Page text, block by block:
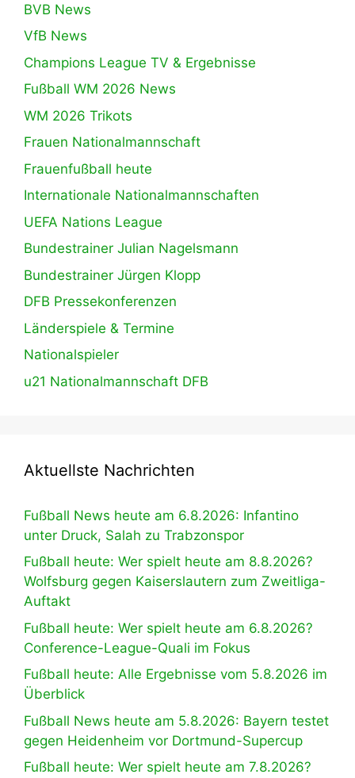
BVB News
VfB News
Champions League TV & Ergebnisse
Fußball WM 2026 News
WM 2026 Trikots
Frauen Nationalmannschaft
Frauenfußball heute
Internationale Nationalmannschaften
UEFA Nations League
Bundestrainer Julian Nagelsmann
Bundestrainer Jürgen Klopp
DFB Pressekonferenzen
Länderspiele & Termine
Nationalspieler
u21 Nationalmannschaft DFB
Aktuellste Nachrichten
Fußball News heute am 6.8.2026: Infantino
unter Druck, Salah zu Trabzonspor
Fußball heute: Wer spielt heute am 8.8.2026?
Wolfsburg gegen Kaiserslautern zum Zweitliga-
Auftakt
Fußball heute: Wer spielt heute am 6.8.2026?
Conference-League-Quali im Fokus
Fußball heute: Alle Ergebnisse vom 5.8.2026 im
Überblick
Fußball News heute am 5.8.2026: Bayern testet
gegen Heidenheim vor Dortmund-Supercup
Fußball heute: Wer spielt heute am 7.8.2026?